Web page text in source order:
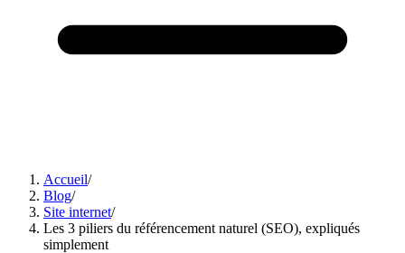
Accueil/
Blog/
Site internet/
Les 3 piliers du référencement naturel (SEO), expliqués
simplement